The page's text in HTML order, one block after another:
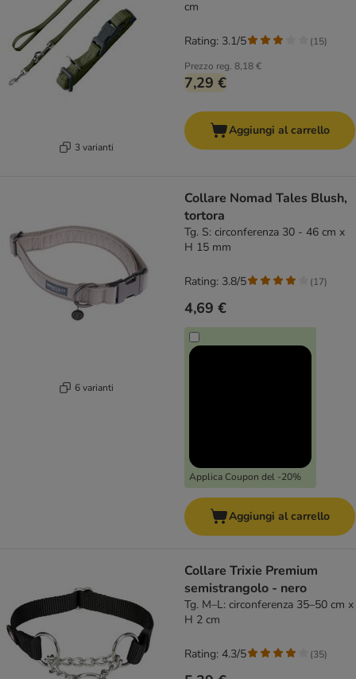
3 varianti
cm
Prezzo reg. 8,18 €
7,29 €
Rating: 3.1/5 (15)
Aggiungi al carrello
6 varianti
Collare Nomad Tales Blush,
tortora
Tg. S: circonferenza 30 - 46 cm x
H 15 mm
4,69 €
Applica Coupon del -20%
Rating: 3.8/5 (17)
Aggiungi al carrello
Collare Trixie Premium
semistrangolo - nero
Tg. M–L: circonferenza 35–50 cm x
H 2 cm
Rating: 4.3/5 (35)